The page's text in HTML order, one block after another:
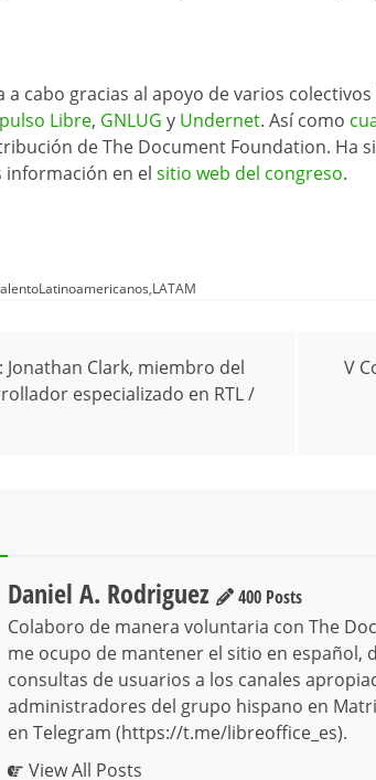
a cabo gracias al apoyo de varios
Libre, GNLUG y Undernet. Así como
de The Document Foundation. Ha
en el sitio web del congreso.
,LATAM
Jonathan Clark, miembro del
especializado en RTL /
V
Daniel A. Rodriguez
400 Posts
Colaboro de manera voluntaria con The
me ocupo de mantener el sitio en español,
consultas de usuarios a los canales
administradores del grupo hispano en
en Telegram (https://t.me/libreoffice_es).
View All Posts